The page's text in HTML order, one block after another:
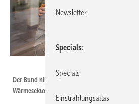
Der Bund nimmt viel Geld in die Hand, um die
Wärmesektor in Gang zu bringen.
Newsletter
Specials
Specials
Einstrahlungsatlas